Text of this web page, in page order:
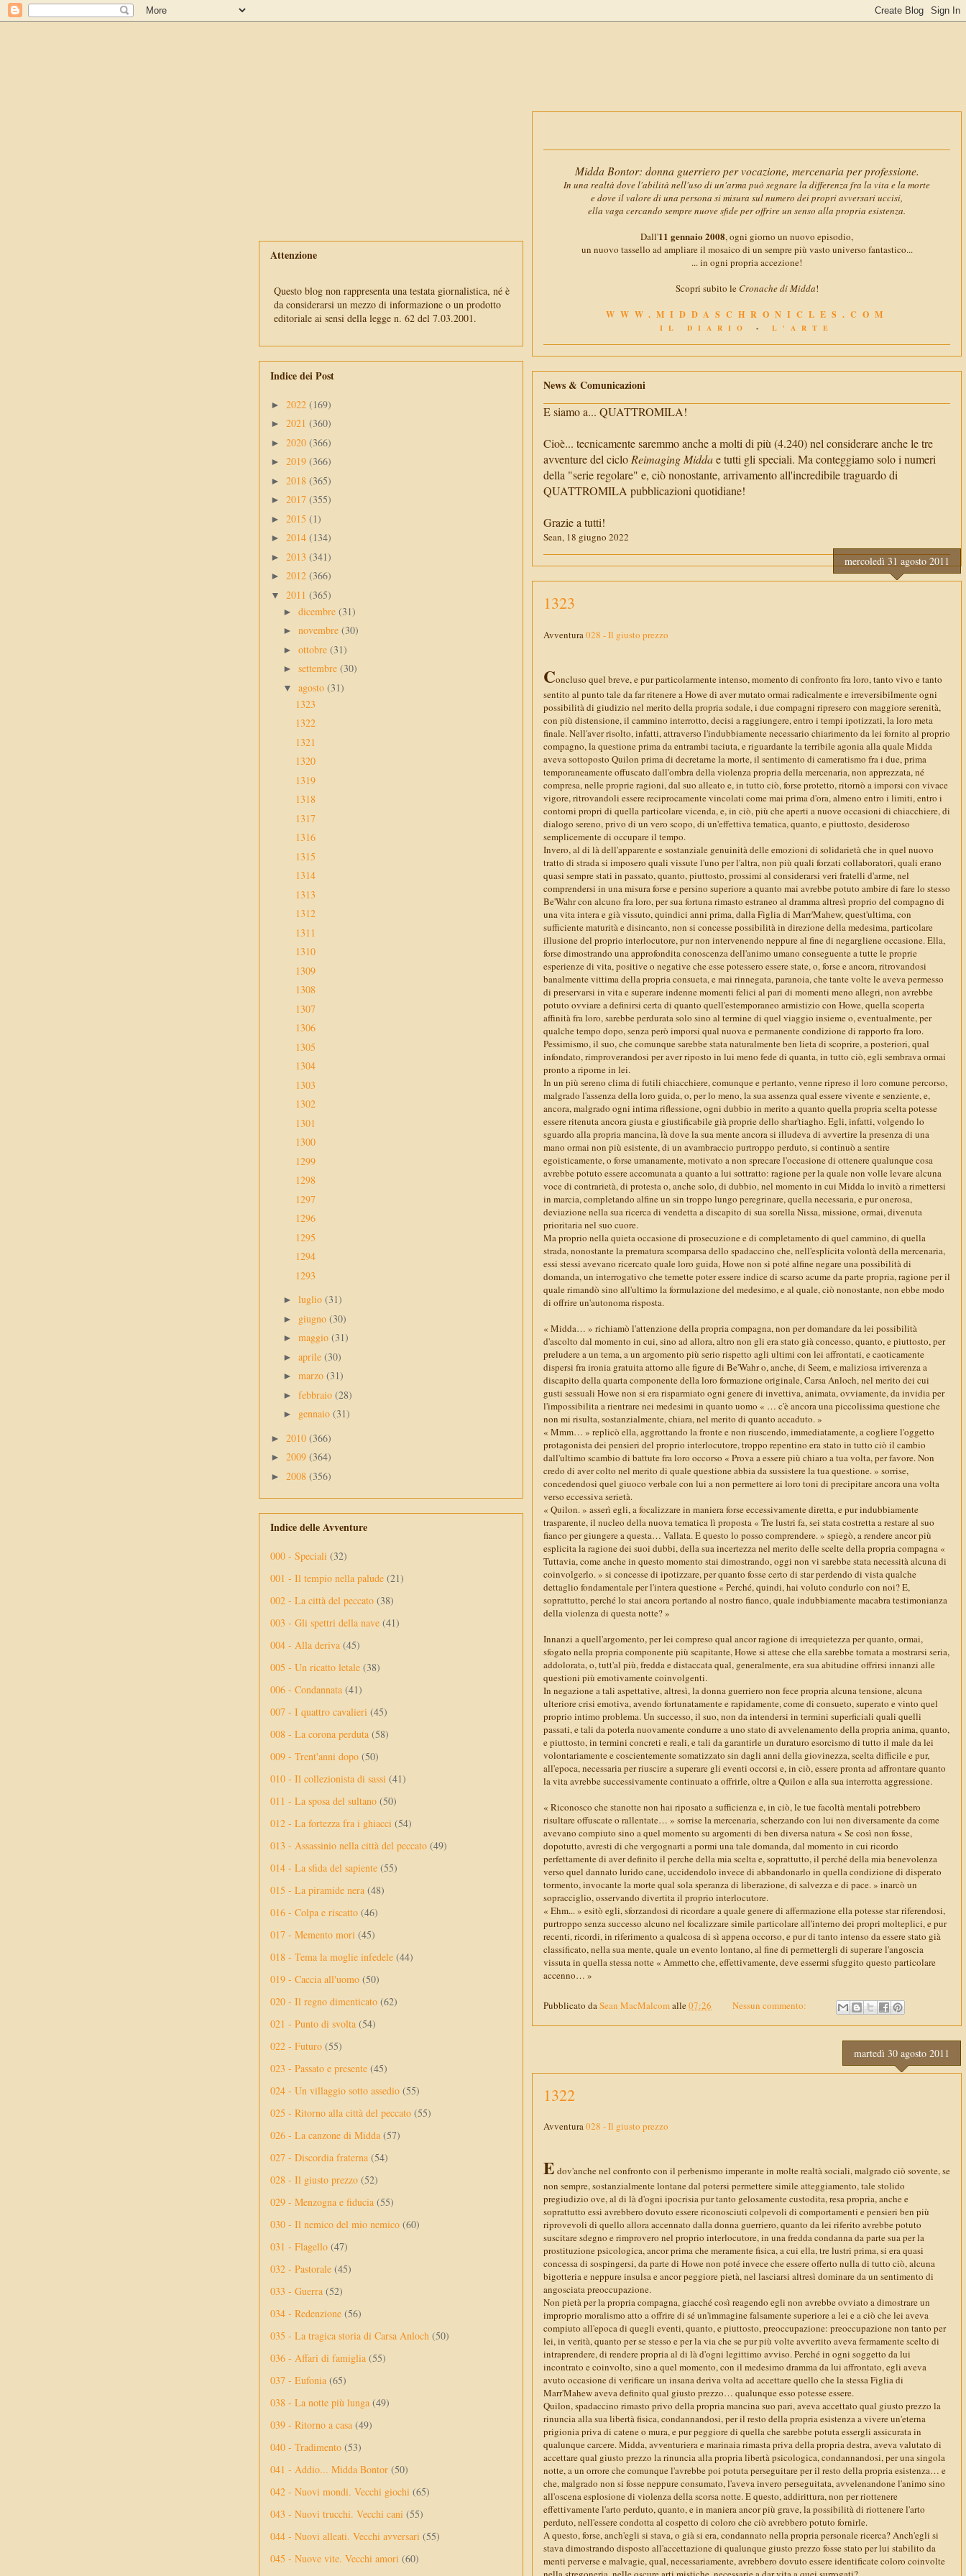
Midda Bontor: donna guerriero per vocazione, mercenaria per professione.
In una realtà dove l'abilità nell'uso di un'arma può segnare la differenza fra la vita e la morte
e dove il valore di una persona si misura sul numero dei propri avversari uccisi,
ella vaga cercando sempre nuove sfide per offrire un senso alla propria esistenza.
Dall'11 gennaio 2008, ogni giorno un nuovo episodio,
un nuovo tassello ad ampliare il mosaico di un sempre più vasto universo fantastico...
... in ogni propria accezione!
Scopri subito le Cronache di Midda!
WWW.MIDDASCHRONICLES.COM
IL DIARIO - L'ARTE
News & Comunicazioni
E siamo a... QUATTROMILA!
Cioè... tecnicamente saremmo anche a molti di più (4.240) nel considerare anche le tre
avventure del cicloReimaging Middae tutti gli speciali. Ma conteggiamo solo i numeri
della "serie regolare" e, ciò nonostante, arrivamento all'incredibile traguardo di
QUATTROMILA pubblicazioni quotidiane!
Grazie a tutti!
Sean, 18 giugno 2022
mercoledì 31 agosto 2011
1323
Avventura028 - Il giusto prezzo
Concluso quel breve, e pur particolarmente intenso, momento di confronto fra loro, tanto vivo e tanto
sentito al punto tale da far ritenere a Howe di aver mutato ormai radicalmente e irreversibilmente ogni
possibilità di giudizio nel merito della propria sodale, i due compagni ripresero con maggiore serenità,
con più distensione, il cammino interrotto, decisi a raggiungere, entro i tempi ipotizzati, la loro meta
finale. Nell'aver risolto, infatti, attraverso l'indubbiamente necessario chiarimento da lei fornito al proprio
compagno, la questione prima da entrambi taciuta, e riguardante la terribile agonia alla quale Midda
aveva sottoposto Quilon prima di decretarne la morte, il sentimento di cameratismo fra i due, prima
temporaneamente offuscato dall'ombra della violenza propria della mercenaria, non apprezzata, né
compresa, nelle proprie ragioni, dal suo alleato e, in tutto ciò, forse protetto, ritornò a imporsi con vivace
vigore, ritrovandoli essere reciprocamente vincolati come mai prima d'ora, almeno entro i limiti, entro i
contorni propri di quella particolare vicenda, e, in ciò, più che aperti a nuove occasioni di chiacchiere, di
dialogo sereno, privo di un vero scopo, di un'effettiva tematica, quanto, e piuttosto, desideroso
semplicemente di occupare il tempo.
Invero, al di là dell'apparente e sostanziale genuinità delle emozioni di solidarietà che in quel nuovo
tratto di strada si imposero quali vissute l'uno per l'altra, non più quali forzati collaboratori, quali erano
quasi sempre stati in passato, quanto, piuttosto, prossimi al considerarsi veri fratelli d'arme, nel
comprendersi in una misura forse e persino superiore a quanto mai avrebbe potuto ambire di fare lo stesso
Be'Wahr con alcuno fra loro, per sua fortuna rimasto estraneo al dramma altresì proprio del compagno di
una vita intera e già vissuto, quindici anni prima, dalla Figlia di Marr'Mahew, quest'ultima, con
sufficiente maturità e disincanto, non si concesse possibilità in direzione della medesima, particolare
illusione del proprio interlocutore, pur non intervenendo neppure al fine di negargliene occasione. Ella,
forse dimostrando una approfondita conoscenza dell'animo umano conseguente a tutte le proprie
esperienze di vita, positive o negative che esse potessero essere state, o, forse e ancora, ritrovandosi
banalmente vittima della propria consueta, e mai rinnegata, paranoia, che tante volte le aveva permesso
di preservarsi in vita e superare indenne momenti felici al pari di momenti meno allegri, non avrebbe
potuto ovviare a definirsi certa di quanto quell'estemporaneo armistizio con Howe, quella scoperta
affinità fra loro, sarebbe perdurata solo sino al termine di quel viaggio insieme o, eventualmente, per
qualche tempo dopo, senza però imporsi qual nuova e permanente condizione di rapporto fra loro.
Pessimismo, il suo, che comunque sarebbe stata naturalmente ben lieta di scoprire, a posteriori, qual
infondato, rimproverandosi per aver riposto in lui meno fede di quanta, in tutto ciò, egli sembrava ormai
pronto a riporne in lei.
In un più sereno clima di futili chiacchiere, comunque e pertanto, venne ripreso il loro comune percorso,
malgrado l'assenza della loro guida, o, per lo meno, la sua assenza qual essere vivente e senziente, e,
ancora, malgrado ogni intima riflessione, ogni dubbio in merito a quanto quella propria scelta potesse
essere ritenuta ancora giusta e giustificabile già proprie dello shar'tiagho. Egli, infatti, volgendo lo
sguardo alla propria mancina, là dove la sua mente ancora si illudeva di avvertire la presenza di una
mano ormai non più esistente, di un avambraccio purtroppo perduto, si continuò a sentire
egoisticamente, o forse umanamente, motivato a non sprecare l'occasione di ottenere qualunque cosa
avrebbe potuto essere accomunata a quanto a lui sottratto: ragione per la quale non volle levare alcuna
voce di contrarietà, di protesta o, anche solo, di dubbio, nel momento in cui Midda lo invitò a rimettersi
in marcia, completando alfine un sin troppo lungo peregrinare, quella necessaria, e pur onerosa,
deviazione nella sua ricerca di vendetta a discapito di sua sorella Nissa, missione, ormai, divenuta
prioritaria nel suo cuore.
Ma proprio nella quieta occasione di prosecuzione e di completamento di quel cammino, di quella
strada, nonostante la prematura scomparsa dello spadaccino che, nell'esplicita volontà della mercenaria,
essi stessi avevano ricercato quale loro guida, Howe non si poté alfine negare una possibilità di
domanda, un interrogativo che temette poter essere indice di scarso acume da parte propria, ragione per il
quale rimandò sino all'ultimo la formulazione del medesimo, e al quale, ciò nonostante, non ebbe modo
di offrire un'autonoma risposta.
« Midda… » richiamò l'attenzione della propria compagna, non per domandare da lei possibilità
d'ascolto dal momento in cui, sino ad allora, altro non gli era stato già concesso, quanto, e piuttosto, per
preludere a un tema, a un argomento più serio rispetto agli ultimi con lei affrontati, e caoticamente
dispersi fra ironia gratuita attorno alle figure di Be'Wahr o, anche, di Seem, e maliziosa irriverenza a
discapito della quarta componente della loro formazione originale, Carsa Anloch, nel merito dei cui
gusti sessuali Howe non si era risparmiato ogni genere di invettiva, animata, ovviamente, da invidia per
l'impossibilita a rientrare nei medesimi in quanto uomo « … c'è ancora una piccolissima questione che
non mi risulta, sostanzialmente, chiara, nel merito di quanto accaduto. »
« Mmm… » replicò ella, aggrottando la fronte e non riuscendo, immediatamente, a cogliere l'oggetto
protagonista dei pensieri del proprio interlocutore, troppo repentino era stato in tutto ciò il cambio
dall'ultimo scambio di battute fra loro occorso « Prova a essere più chiaro a tua volta, per favore. Non
credo di aver colto nel merito di quale questione abbia da sussistere la tua questione. » sorrise,
concedendosi quel giuoco verbale con lui a non permettere ai loro toni di precipitare ancora una volta
verso eccessiva serietà.
« Quilon. » asserì egli, a focalizzare in maniera forse eccessivamente diretta, e pur indubbiamente
trasparente, il nucleo della nuova tematica lì proposta « Tre lustri fa, sei stata costretta a restare al suo
fianco per giungere a questa… Vallata. E questo lo posso comprendere. » spiegò, a rendere ancor più
esplicita la ragione dei suoi dubbi, della sua incertezza nel merito delle scelte della propria compagna «
Tuttavia, come anche in questo momento stai dimostrando, oggi non vi sarebbe stata necessità alcuna di
coinvolgerlo. » si concesse di ipotizzare, per quanto fosse certo di star perdendo di vista qualche
dettaglio fondamentale per l'intera questione « Perché, quindi, hai voluto condurlo con noi? E,
soprattutto, perché lo stai ancora portando al nostro fianco, quale indubbiamente macabra testimonianza
della violenza di questa notte? »
Innanzi a quell'argomento, per lei compreso qual ancor ragione di irrequietezza per quanto, ormai,
sfogato nella propria componente più scapitante, Howe si attese che ella sarebbe tornata a mostrarsi seria,
addolorata, o, tutt'al più, fredda e distaccata qual, generalmente, era sua abitudine offrirsi innanzi alle
questioni più emotivamente coinvolgenti.
In negazione a tali aspettative, altresì, la donna guerriero non fece propria alcuna tensione, alcuna
ulteriore crisi emotiva, avendo fortunatamente e rapidamente, come di consueto, superato e vinto quel
proprio intimo problema. Un successo, il suo, non da intendersi in termini superficiali quali quelli
passati, e tali da poterla nuovamente condurre a uno stato di avvelenamento della propria anima, quanto,
e piuttosto, in termini concreti e reali, e tali da garantirle un duraturo esorcismo di tutto il male da lei
volontariamente e coscientemente somatizzato sin dagli anni della giovinezza, scelta difficile e pur,
all'epoca, necessaria per riuscire a superare gli eventi occorsi e, in ciò, essere pronta ad affrontare quanto
la vita avrebbe successivamente continuato a offrirle, oltre a Quilon e alla sua interrotta aggressione.
« Riconosco che stanotte non hai riposato a sufficienza e, in ciò, le tue facoltà mentali potrebbero
risultare offuscate o rallentate… » sorrise la mercenaria, scherzando con lui non diversamente da come
avevano compiuto sino a quel momento su argomenti di ben diversa natura « Se così non fosse,
dopotutto, avresti di che vergognarti a pormi una tale domanda, dal momento in cui ricordo
perfettamente di aver definito il perche della mia scelta e, soprattutto, il perché della mia benevolenza
verso quel dannato lurido cane, uccidendolo invece di abbandonarlo in quella condizione di disperato
tormento, invocante la morte qual sola speranza di liberazione, di salvezza e di pace. » inarcò un
sopracciglio, osservando divertita il proprio interlocutore.
« Ehm... » esitò egli, sforzandosi di ricordare a quale genere di affermazione ella potesse star riferendosi,
purtroppo senza successo alcuno nel focalizzare simile particolare all'interno dei propri molteplici, e pur
recenti, ricordi, in riferimento a qualcosa di sì appena occorso, e pur di tanto intenso da essere stato già
classificato, nella sua mente, quale un evento lontano, al fine di permettergli di superare l'angoscia
vissuta in quella stessa notte « Ammetto che, effettivamente, deve essermi sfuggito questo particolare
accenno… »
Pubblicato daSean MacMalcomalle 07:26 Nessun commento:
martedì 30 agosto 2011
1322
Avventura028 - Il giusto prezzo
E dov'anche nel confronto con il perbenismo imperante in molte realtà sociali, malgrado ciò sovente, se
non sempre, sostanzialmente lontane dal potersi permettere simile atteggiamento, tale stolido
pregiudizio ove, al di là d'ogni ipocrisia pur tanto gelosamente custodita, resa propria, anche e
soprattutto essi avrebbero dovuto essere riconosciuti colpevoli di comportamenti e pensieri ben più
riprovevoli di quello allora accennato dalla donna guerriero, quanto da lei riferito avrebbe potuto
suscitare sdegno e rimprovero nel proprio interlocutore, in una fredda condanna da parte sua per la
prostituzione psicologica, ancor prima che meramente fisica, a cui ella, tre lustri prima, si era quasi
concessa di sospingersi, da parte di Howe non poté invece che essere offerto nulla di tutto ciò, alcuna
bigotteria e neppure insulsa e ancor peggiore pietà, nel lasciarsi altresì dominare da un sentimento di
angosciata preoccupazione.
Non pietà per la propria compagna, giacché così reagendo egli non avrebbe ovviato a dimostrare un
improprio moralismo atto a offrire di sé un'immagine falsamente superiore a lei e a ciò che lei aveva
compiuto all'epoca di quegli eventi, quanto, e piuttosto, preoccupazione: preoccupazione non tanto per
lei, in verità, quanto per se stesso e per la via che se pur più volte avvertito aveva fermamente scelto di
intraprendere, di rendere propria al di là d'ogni legittimo avviso. Perché in ogni soggetto da lui
incontrato e coinvolto, sino a quel momento, con il medesimo dramma da lui affrontato, egli aveva
avuto occasione di verificare un insana deriva volta ad accettare quello che la stessa Figlia di
Marr'Mahew aveva definito qual giusto prezzo… qualunque esso potesse essere.
Quilon, spadaccino rimasto privo della propria mancina suo pari, aveva accettato qual giusto prezzo la
rinuncia alla sua libertà fisica, condannandosi, per il resto della propria esistenza a vivere un'eterna
prigionia priva di catene o mura, e pur peggiore di quella che sarebbe potuta essergli assicurata in
qualunque carcere. Midda, avventuriera e marinaia rimasta priva della propria destra, aveva valutato di
accettare qual giusto prezzo la rinuncia alla propria libertà psicologica, condannandosi, per una singola
notte, a un orrore che comunque l'avrebbe poi potuta perseguitare per il resto della propria esistenza… e
che, malgrado non si fosse neppure consumato, l'aveva invero perseguitata, avvelenandone l'animo sino
all'oscena esplosione di violenza della scorsa notte. E questo, addirittura, non per riottenere
effettivamente l'arto perduto, quanto, e in maniera ancor più grave, la possibilità di riottenere l'arto
perduto, nell'essere condotta al cospetto di coloro che ciò avrebbero potuto fornirle.
A questo, forse, anch'egli si stava, o già si era, condannato nella propria personale ricerca? Anch'egli si
stava dimostrando disposto all'accettazione di qualunque giusto prezzo fosse stato per lui stabilito da
menti perverse e malvagie, qual, necessariamente, avrebbero dovuto essere identificate coloro coinvolte
Attenzione
Questo blog non rappresenta una testata giornalistica, né è
da considerarsi un mezzo di informazione o un prodotto
editoriale ai sensi della legge n. 62 del 7.03.2001.
Indice dei Post
► 2022 (169)
► 2021 (360)
► 2020 (366)
► 2019 (366)
► 2018 (365)
► 2017 (355)
► 2015 (1)
► 2014 (134)
► 2013 (341)
► 2012 (366)
▼ 2011 (365)
► dicembre (31)
► novembre (30)
► ottobre (31)
► settembre (30)
▼ agosto (31)
1323
1322
1321
1320
1319
1318
1317
1316
1315
1314
1313
1312
1311
1310
1309
1308
1307
1306
1305
1304
1303
1302
1301
1300
1299
1298
1297
1296
1295
1294
1293
► luglio (31)
► giugno (30)
► maggio (31)
► aprile (30)
► marzo (31)
► febbraio (28)
► gennaio (31)
► 2010 (366)
► 2009 (364)
► 2008 (356)
Indice delle Avventure
000 - Speciali (32)
001 - Il tempio nella palude (21)
002 - La città del peccato (38)
003 - Gli spettri della nave (41)
004 - Alla deriva (45)
005 - Un ricatto letale (38)
006 - Condannata (41)
007 - I quattro cavalieri (45)
008 - La corona perduta (58)
009 - Trent'anni dopo (50)
010 - Il collezionista di sassi (41)
011 - La sposa del sultano (50)
012 - La fortezza fra i ghiacci (54)
013 - Assassinio nella città del peccato (49)
014 - La sfida del sapiente (55)
015 - La piramide nera (48)
016 - Colpa e riscatto (46)
017 - Memento mori (45)
018 - Tema la moglie infedele (44)
019 - Caccia all'uomo (50)
020 - Il regno dimenticato (62)
021 - Punto di svolta (54)
022 - Futuro (55)
023 - Passato e presente (45)
024 - Un villaggio sotto assedio (55)
025 - Ritorno alla città del peccato (55)
026 - La canzone di Midda (57)
027 - Discordia fraterna (54)
028 - Il giusto prezzo (52)
029 - Menzogna e fiducia (55)
030 - Il nemico del mio nemico (60)
031 - Flagello (47)
032 - Pastorale (45)
033 - Guerra (52)
034 - Redenzione (56)
035 - La tragica storia di Carsa Anloch (50)
036 - Affari di famiglia (55)
037 - Eufonia (65)
038 - La notte più lunga (49)
039 - Ritorno a casa (49)
040 - Tradimento (53)
041 - Addio... Midda Bontor (50)
042 - Nuovi mondi. Vecchi giochi (65)
043 - Nuovi trucchi. Vecchi cani (55)
044 - Nuovi alleati. Vecchi avversari (55)
045 - Nuove vite. Vecchi amori (60)